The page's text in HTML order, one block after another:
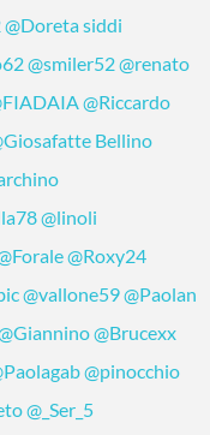
@Doreta siddi
@smiler52@renato
@Riccardo
Bellino
@linoli
@Roxy24
@vallone59@Paolan
@Brucexx
@pinocchio
@_Ser_5